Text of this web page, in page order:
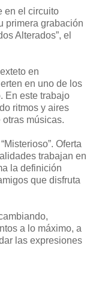
en el circuito
primera grabación
Alterados”, el
en
en uno de los
En este trabajo
ritmos y aires
músicas.
Oferta
trabajan en
la definición
que disfruta
a lo máximo, a
las expresiones